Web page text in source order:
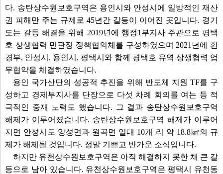
다. 송탄상수원보호구역은 용인시와 안성시에 일방적인 재산
권 피해만 주는 규제로 45년간 갈등이 이어진 곳입니다. 경기
도는 갈등 해결을 위해 2019년에 행정1부지사 주관으로 평택
호 상생협력 민관정 정책협의체를 구성하였으며 2021년에 환
경부, 안성시, 용인시, 평택시와 함께 평택호 유역 상생협력 업
무협약을 체결하였습니다.
용인 국가산단의 성공적 추진을 위해 반도체 지원 TF를 구
성하고 경제부지사를 단장으로 다섯 차례 회의를 여는 등 적
극적인 중재 노력도 했습니다. 그 결과 송탄상수원보호구역
해제가 이루어졌습니다. 송탄상수원보호구역 해제가 이루어
지면 안성시도 양성면과 원곡면 일대 10개 리 약 18.8㎢의 규
제가 해제될 것입니다. 정말 기쁘고 반가운 소식입니다.
하지만 유천상수원보호구역은 아직 해결하지 못한 채 큰 갈
등으로 남아 있습니다. 유천상수원보호구역은 평택시 유천동